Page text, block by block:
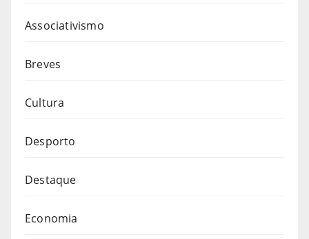
Associativismo
Breves
Cultura
Desporto
Destaque
Economia